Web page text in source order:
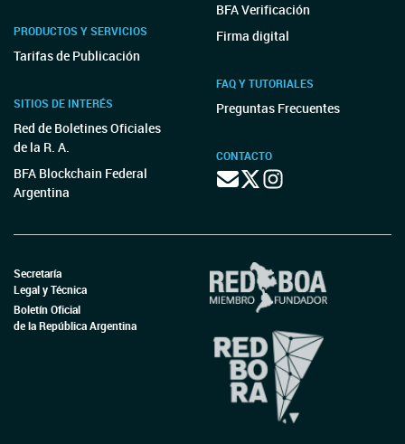
PRODUCTOS Y SERVICIOS
Tarifas de Publicación
SITIOS DE INTERÉS
Red de Boletines Oficiales
de la R. A.
BFA Blockchain Federal
Argentina
BFA Verificación
Firma digital
FAQ Y TUTORIALES
Preguntas Frecuentes
CONTACTO
Secretaría
Legal y Técnica
Boletín Oficial
de la República Argentina